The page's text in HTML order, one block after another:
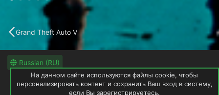
Grand Theft Auto V
Russian (RU)
Обратная связь
Условия и правила
Политика конфиденциальности
Помощь
На данном сайте используются файлы cookie, чтобы
персонализировать контент и сохранить Ваш вход в систему,
если Вы зарегистрируетесь.